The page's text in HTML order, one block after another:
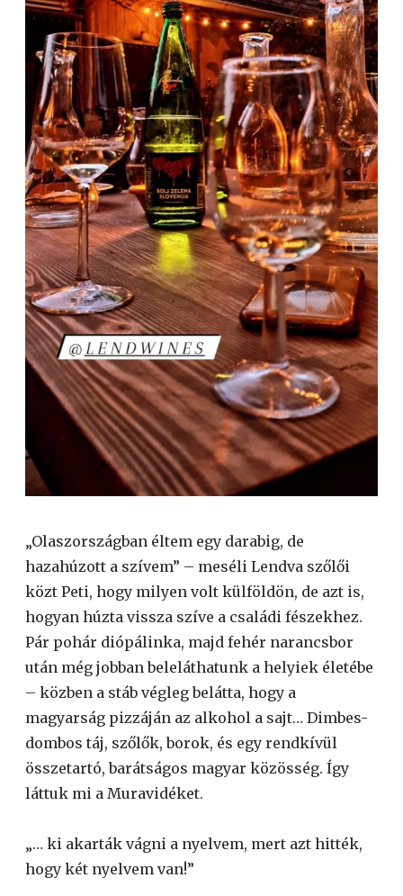
„Olaszországban éltem egy darabig, de
hazahúzott a szívem” – meséli Lendva szőlői
közt Peti, hogy milyen volt külföldön, de azt is,
hogyan húzta vissza szíve a családi fészekhez.
Pár pohár diópálinka, majd fehér narancsbor
után még jobban beleláthatunk a helyiek életébe
– közben a stáb végleg belátta, hogy a
magyarság pizzáján az alkohol a sajt… Dimbes-
dombos táj, szőlők, borok, és egy rendkívül
összetartó, barátságos magyar közösség. Így
láttuk mi a Muravidéket.
„… ki akarták vágni a nyelvem, mert azt hitték,
hogy két nyelvem van!”